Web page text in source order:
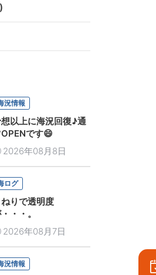
況情報
以上に海況回復♪通
です😄
2026年08月8日
ログ
ねりで透明度
・・。
2026年08月7日
況情報